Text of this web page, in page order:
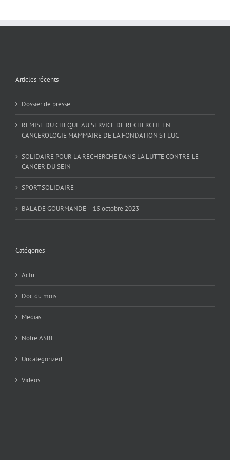
Articles récents
Dossier de presse
REMISE DU CHEQUE AU SERVICE DE RECHERCHE EN
CANCEROLOGIE MAMMAIRE DE LA FONDATION ST LUC
SOLIDAIRE POUR LA RECHERCHE DANS LA LUTTE CONTRE LE
CANCER DU SEIN
SPORT SOLIDAIRE
BALADE GOURMANDE – 15 octobre 2023
Catégories
Actu
Doc du mois
Medias
Notre ASBL
Uncategorized
Videos